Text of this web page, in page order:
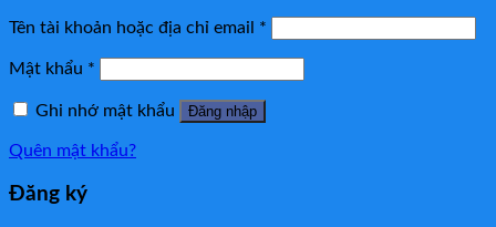
Tên tài khoản hoặc địa chỉ email *
Mật khẩu *
Ghi nhớ mật khẩu Đăng nhập
Quên mật khẩu?
Đăng ký